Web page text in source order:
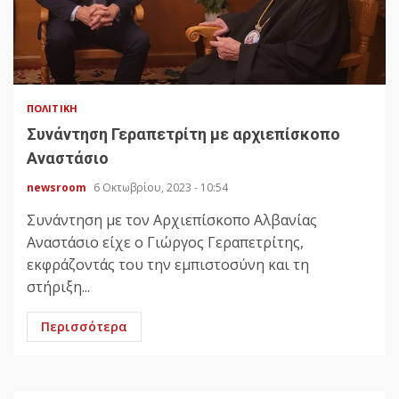
ΠΟΛΙΤΙΚΉ
Συνάντηση Γεραπετρίτη με αρχιεπίσκοπο
Αναστάσιο
newsroom 6 Οκτωβρίου, 2023 - 10:54
Συνάντηση με τον Αρχιεπίσκοπο Αλβανίας
Αναστάσιο είχε ο Γιώργος Γεραπετρίτης,
εκφράζοντάς του την εμπιστοσύνη και τη
στήριξη...
Περισσότερα